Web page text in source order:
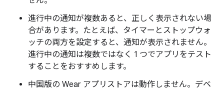
進行中の通知が複数あると、正しく表示されない場
合があります。たとえば、タイマーとストップウォ
ッチの両方を設定すると、通知が表示されません。
進行中の通知は複数ではなく 1 つでアプリをテスト
することをおすすめします。
中国版の Wear アプリストアは動作しません。デベ